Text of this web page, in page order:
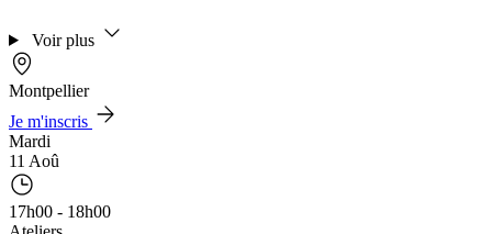
Voir plus
Montpellier
Je m'inscris
Mardi
11 Aoû
17h00 - 18h00